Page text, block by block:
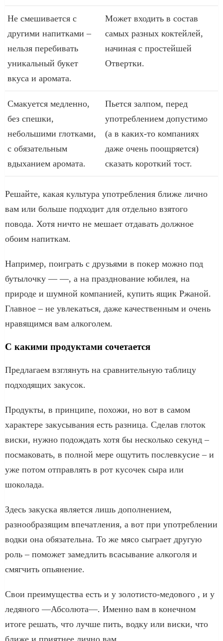
Не смешивается с
другими напитками –
нельзя перебивать
уникальный букет
вкуса и аромата.
Может входить в состав
самых разных коктейлей,
начиная с простейшей
Отвертки.
Смакуется медленно,
без спешки,
небольшими глотками,
с обязательным
вдыханием аромата.
Пьется залпом, перед
употреблением допустимо
(а в каких-то компаниях
даже очень поощряется)
сказать короткий тост.
Решайте, какая культура употребления ближе лично
вам или больше подходит для отдельно взятого
повода. Хотя ничто не мешает отдавать должное
обоим напиткам.
Например, поиграть с друзьями в покер можно под
бутылочку — —, а на празднование юбилея, на
природе и шумной компанией, купить ящик Ржаной.
Главное – не увлекаться, даже качественным и очень
нравящимся вам алкоголем.
С какими продуктами сочетается
Предлагаем взглянуть на сравнительную таблицу
подходящих закусок.
Продукты, в принципе, похожи, но вот в самом
характере закусывания есть разница. Сделав глоток
виски, нужно подождать хотя бы несколько секунд –
посмаковать, в полной мере ощутить послевкусие – и
уже потом отправлять в рот кусочек сыра или
шоколада.
Здесь закуска является лишь дополнением,
разнообразящим впечатления, а вот при употреблении
водки она обязательна. То же мясо сыграет другую
роль – поможет замедлить всасывание алкоголя и
смягчить опьянение.
Свои преимущества есть и у золотисто-медового , и у
ледяного —Абсолюта—. Именно вам в конечном
итоге решать, что лучше пить, водку или виски, что
ближе и приятнее лично вам